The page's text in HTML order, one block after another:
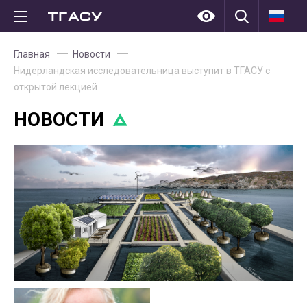
Главная
Новости
Нидерландская исследовательница выступит в ТГАСУ с
открытой лекцией
НОВОСТИ